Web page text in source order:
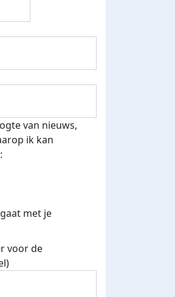
shirt!
van nieuws,
ik kan
met je
voor de